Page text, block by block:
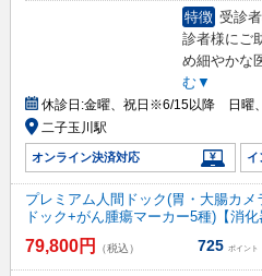
特徴 受診
診者様にご
め細やかな
む▼
休診日:金曜、祝日※6/15以降 日曜、
二子玉川駅
オンライン決済対応 イ
プレミアム人間ドック(胃・大腸カ
ドック+がん腫瘍マーカー5種)【消化
79,800円 （税込） 725 ポイント